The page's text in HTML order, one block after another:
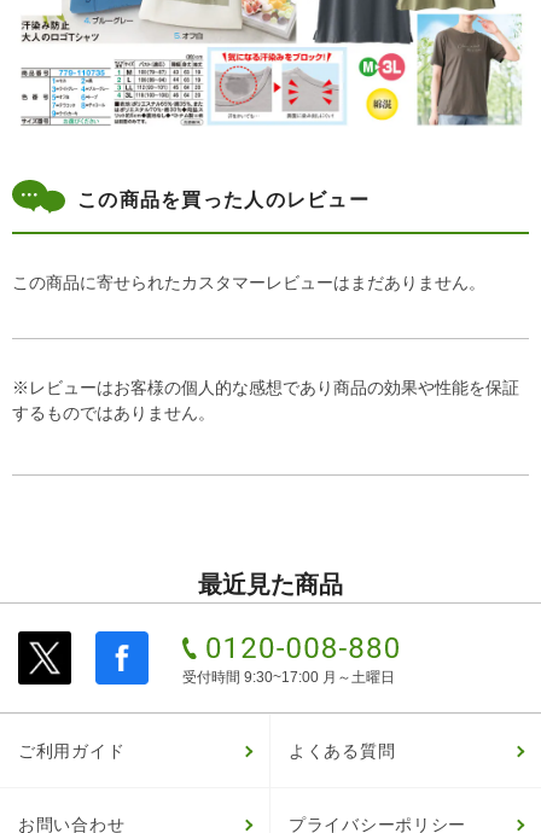
この商品を買った人のレビュー
この商品に寄せられたカスタマーレビューはまだありません。
※レビューはお客様の個人的な感想であり商品の効果や性能を保証
するものではありません。
最近見た商品
受付時間 9:30~17:00 月～土曜日
ご利用ガイド よくある質問
お問い合わせ プライバシーポリシー